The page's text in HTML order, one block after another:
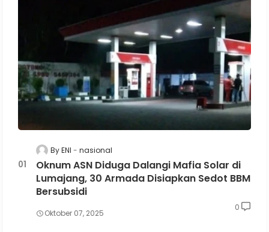
By ENI nasional
Oknum ASN Diduga Dalangi Mafia Solar di
Lumajang, 30 Armada Disiapkan Sedot BBM
Bersubsidi
Oktober 07, 2025
0